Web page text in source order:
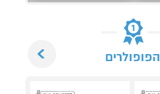
הפופולרים